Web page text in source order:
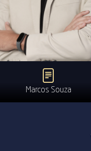
Marcos Souza